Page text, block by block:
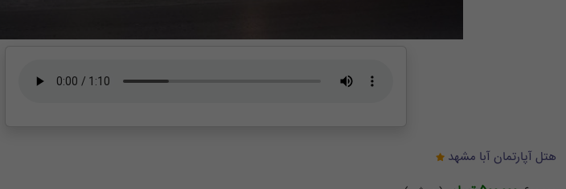
هتل آپارتمان آبا مشهد